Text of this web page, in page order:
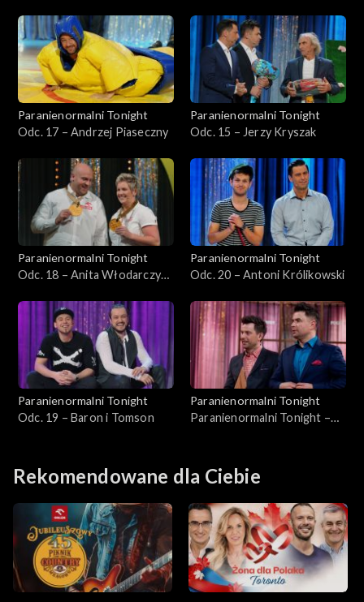
Paranienormalni Tonight
Odc. 17 – Andrzej Piaseczny
Paranienormalni Tonight
Odc. 15 – Jerzy Kryszak
Paranienormalni Tonight
Odc. 18 – Anita Włodarczyk i
Paranienormalni Tonight
Odc. 20 – Antoni Królikowski
Paranienormalni Tonight
Odc. 19 – Baron i Tomson
Paranienormalni Tonight
Paranienormalni Tonight –
Rekomendowane dla Ciebie